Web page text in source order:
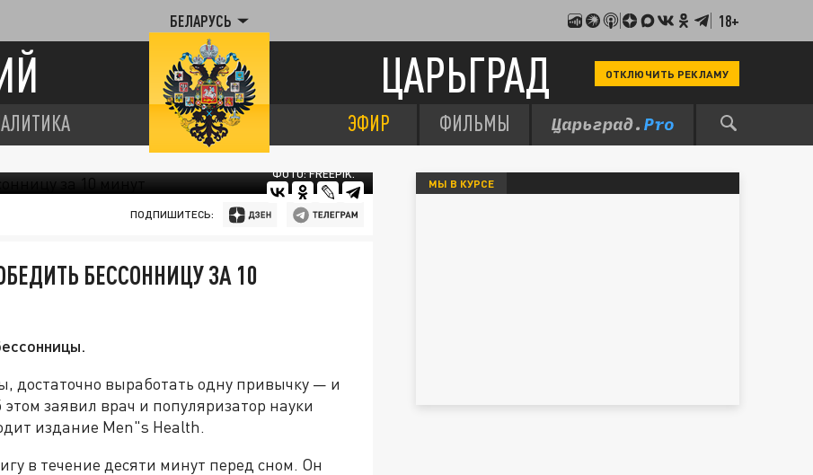
БЕЛАРУСЬ 18+
ЦАРЬГРАД ОТКЛЮЧИТЬ РЕКЛАМУ
ЭФИР ФИЛЬМЫ
ФОТО: FREEPIK.
ПОДПИШИТЕСЬ:
БЕССОННИЦУ ЗА 10
достаточно выработать одну привычку — и
заявил врач и популяризатор науки
издание Men"s Health.
в течение десяти минут перед сном. Он
МЫ В КУРСЕ